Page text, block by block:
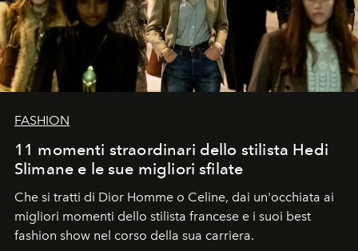
FASHION
11 momenti straordinari dello stilista Hedi
Slimane e le sue migliori sfilate
Che si tratti di Dior Homme o Celine, dai un'occhiata ai
migliori momenti dello stilista francese e i suoi best
fashion show nel corso della sua carriera.